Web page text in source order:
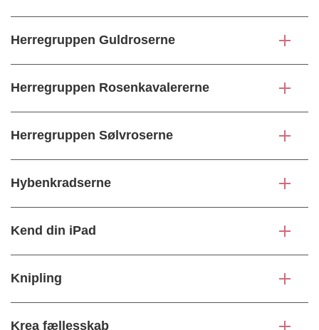
Herregruppen Guldroserne
Herregruppen Rosenkavalererne
Herregruppen Sølvroserne
Hybenkradserne
Kend din iPad
Knipling
Krea fællesskab